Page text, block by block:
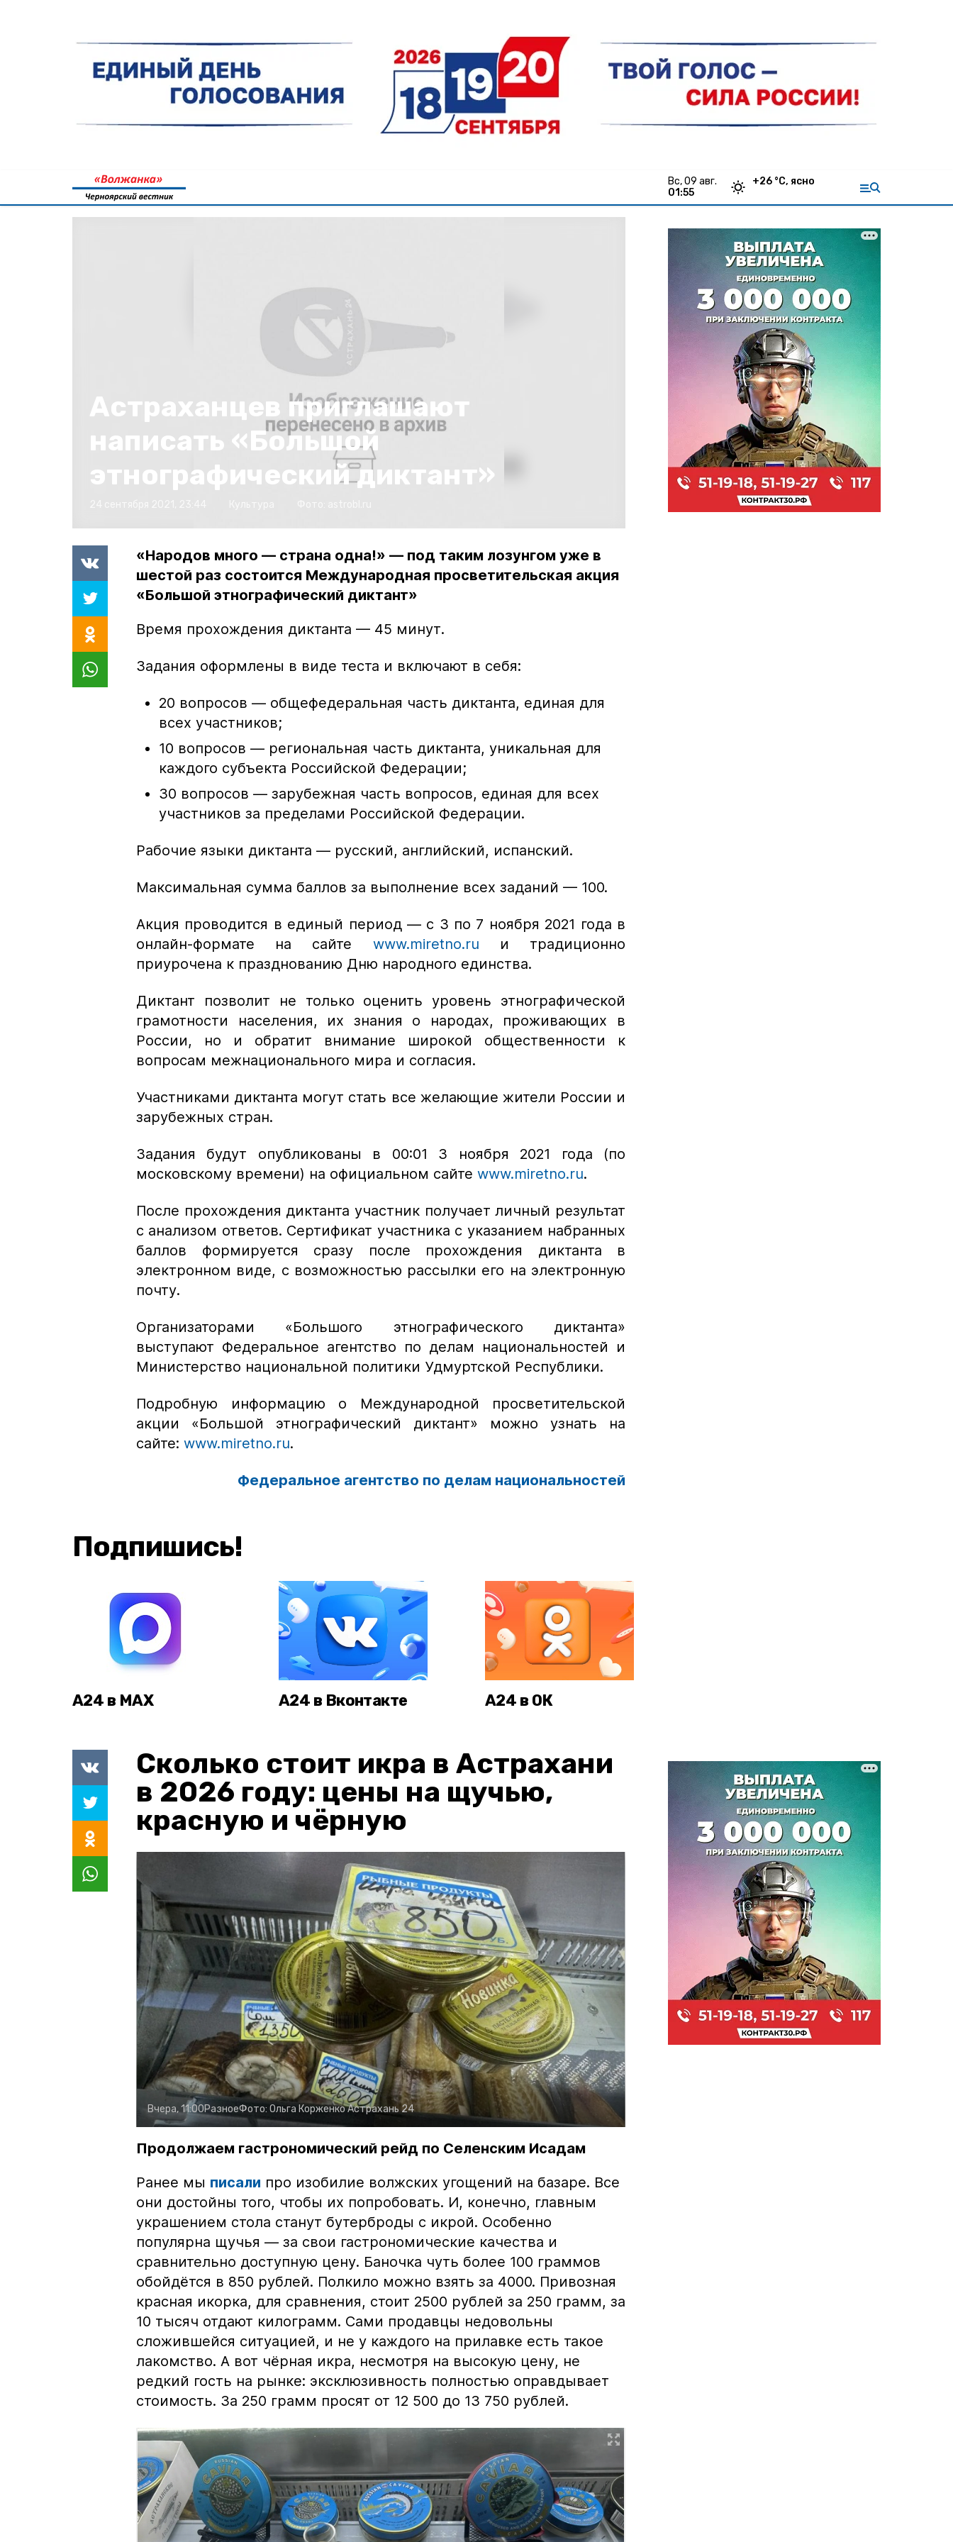
вс, 09 авг.
01:55
+26 °С, ясно
Астраханцев приглашают
написать «Большой
этнографический диктант»
«Народов много — страна одна!» — под таким лозунгом уже в
шестой раз состоится Международная просветительская акция
«Большой этнографический диктант»
Время прохождения диктанта — 45 минут.
Задания оформлены в виде теста и включают в себя:
20 вопросов — общефедеральная часть диктанта, единая для
всех участников;
10 вопросов — региональная часть диктанта, уникальная для
каждого субъекта Российской Федерации;
30 вопросов — зарубежная часть вопросов, единая для всех
участников за пределами Российской Федерации.
Рабочие языки диктанта — русский, английский, испанский.
Максимальная сумма баллов за выполнение всех заданий — 100.
Акция проводится в единый период — с 3 по 7 ноября 2021 года в
онлайн-формате на сайте www.miretno.ru и традиционно
приурочена к празднованию Дню народного единства.
Диктант позволит не только оценить уровень этнографической
грамотности населения, их знания о народах, проживающих в
России, но и обратит внимание широкой общественности к
вопросам межнационального мира и согласия.
Участниками диктанта могут стать все желающие жители России и
зарубежных стран.
Задания будут опубликованы в 00:01 3 ноября 2021 года (по
московскому времени) на официальном сайте www.miretno.ru.
После прохождения диктанта участник получает личный результат
с анализом ответов. Сертификат участника с указанием набранных
баллов формируется сразу после прохождения диктанта в
электронном виде, с возможностью рассылки его на электронную
почту.
Организаторами «Большого этнографического диктанта»
выступают Федеральное агентство по делам национальностей и
Министерство национальной политики Удмуртской Республики.
Подробную информацию о Международной просветительской
акции «Большой этнографический диктант» можно узнать на
сайте: www.miretno.ru.
Федеральное агентство по делам национальностей
Подпишись!
А24 в MAX А24 в Вконтакте А24 в ОК
Сколько стоит икра в Астрахани
в 2026 году: цены на щучью,
красную и чёрную
Вчера, 11:00РазноеФото: Ольга КорженкоАстрахань 24
Продолжаем гастрономический рейд по Селенским Исадам
Ранее мы писали про изобилие волжских угощений на базаре. Все
они достойны того, чтобы их попробовать. И, конечно, главным
украшением стола станут бутерброды с икрой. Особенно
популярна щучья — за свои гастрономические качества и
сравнительно доступную цену. Баночка чуть более 100 граммов
обойдётся в 850 рублей. Полкило можно взять за 4000. Привозная
красная икорка, для сравнения, стоит 2500 рублей за 250 грамм, за
10 тысяч отдают килограмм. Сами продавцы недовольны
сложившейся ситуацией, и не у каждого на прилавке есть такое
лакомство. А вот чёрная икра, несмотря на высокую цену, не
редкий гость на рынке: эксклюзивность полностью оправдывает
стоимость. За 250 грамм просят от 12 500 до 13 750 рублей.